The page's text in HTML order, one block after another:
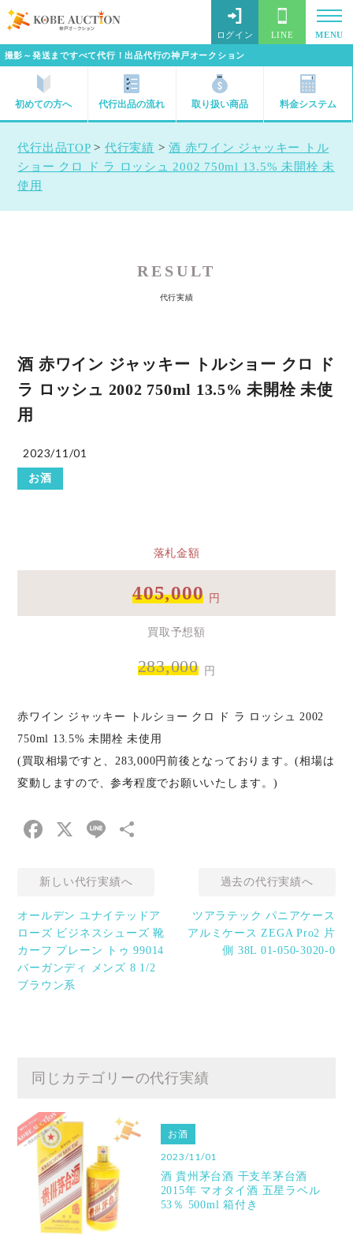
撮影～発送まですべて代行！出品代行の神戸オークション
ログイン LINE MENU
初めての方へ 代行出品の流れ 取り扱い商品 料金システム
代行出品TOP> 代行実績 >酒 赤ワイン ジャッキー トル
ショー クロ ド ラ ロッシュ 2002 750ml 13.5% 未開栓 未
使用
RESULT
代行実績
酒 赤ワイン ジャッキー トルショー クロ ド
ラ ロッシュ 2002 750ml 13.5% 未開栓 未使
用
2023/11/01
お酒
落札金額
405,000 円
買取予想額
283,000 円
赤ワイン ジャッキー トルショー クロ ド ラ ロッシュ 2002
750ml 13.5% 未開栓 未使用
(買取相場ですと、283,000円前後となっております。(相場は
変動しますので、参考程度でお願いいたします。)
Facebook
X Line
新しい代行実績へ
オールデン ユナイテッドア
ローズ ビジネスシューズ 靴
カーフ プレーン トゥ 99014
バーガンディ メンズ 8 1/2
ブラウン系
過去の代行実績へ
ツアラテック パニアケース
アルミケース ZEGA Pro2 片
側 38L 01-050-3020-0
同じカテゴリーの代行実績
お酒
2023/11/01
酒 貴州茅台酒 干支羊茅台酒
2015年 マオタイ酒 五星ラベル
53％ 500ml 箱付き